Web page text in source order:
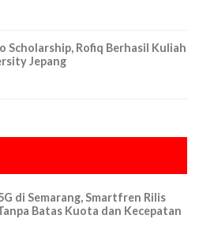
Scholarship, Rofiq Berhasil Kuliah
Jepang
di Semarang, Smartfren Rilis
Batas Kuota dan Kecepatan